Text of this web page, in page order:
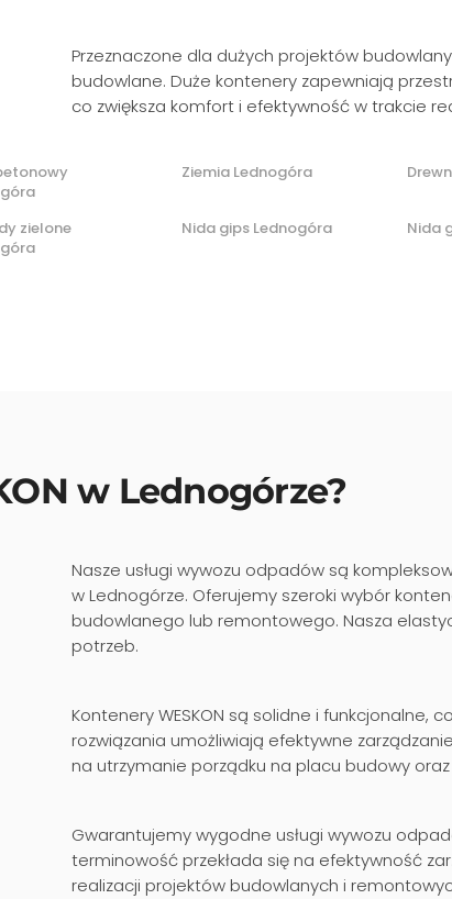
Przeznaczone dla dużych projektów
budowlane. Duże kontenery zapewniają
co zwiększa komfort i efektywność w trakcie
Ziemia Lednogóra
zielone
Nida gips Lednogóra Nida
w Lednogórze?
Nasze usługi wywozu odpadów są
w Lednogórze. Oferujemy szeroki wybór
budowlanego lub remontowego. Nasza
potrzeb.
Kontenery WESKON są solidne i
rozwiązania umożliwiają efektywne
na utrzymanie porządku na placu budowy
Gwarantujemy wygodne usługi wywozu
terminowość przekłada się na efektywność
realizacji projektów budowlanych i